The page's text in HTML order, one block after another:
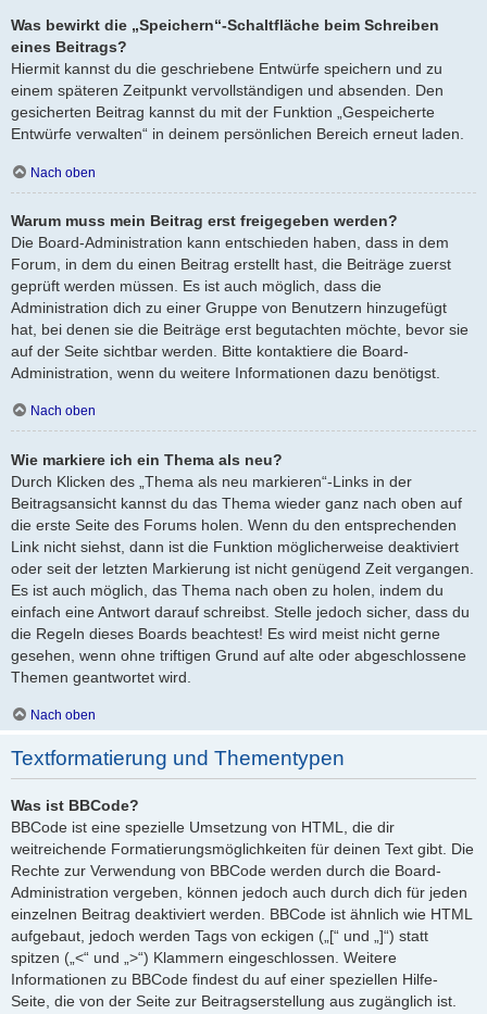
Was bewirkt die „Speichern“-Schaltfläche beim Schreiben
eines Beitrags?
Hiermit kannst du die geschriebene Entwürfe speichern und zu
einem späteren Zeitpunkt vervollständigen und absenden. Den
gesicherten Beitrag kannst du mit der Funktion „Gespeicherte
Entwürfe verwalten“ in deinem persönlichen Bereich erneut laden.
Nach oben
Warum muss mein Beitrag erst freigegeben werden?
Die Board-Administration kann entschieden haben, dass in dem
Forum, in dem du einen Beitrag erstellt hast, die Beiträge zuerst
geprüft werden müssen. Es ist auch möglich, dass die
Administration dich zu einer Gruppe von Benutzern hinzugefügt
hat, bei denen sie die Beiträge erst begutachten möchte, bevor sie
auf der Seite sichtbar werden. Bitte kontaktiere die Board-
Administration, wenn du weitere Informationen dazu benötigst.
Nach oben
Wie markiere ich ein Thema als neu?
Durch Klicken des „Thema als neu markieren“-Links in der
Beitragsansicht kannst du das Thema wieder ganz nach oben auf
die erste Seite des Forums holen. Wenn du den entsprechenden
Link nicht siehst, dann ist die Funktion möglicherweise deaktiviert
oder seit der letzten Markierung ist nicht genügend Zeit vergangen.
Es ist auch möglich, das Thema nach oben zu holen, indem du
einfach eine Antwort darauf schreibst. Stelle jedoch sicher, dass du
die Regeln dieses Boards beachtest! Es wird meist nicht gerne
gesehen, wenn ohne triftigen Grund auf alte oder abgeschlossene
Themen geantwortet wird.
Nach oben
Textformatierung und Thementypen
Was ist BBCode?
BBCode ist eine spezielle Umsetzung von HTML, die dir
weitreichende Formatierungsmöglichkeiten für deinen Text gibt. Die
Rechte zur Verwendung von BBCode werden durch die Board-
Administration vergeben, können jedoch auch durch dich für jeden
einzelnen Beitrag deaktiviert werden. BBCode ist ähnlich wie HTML
aufgebaut, jedoch werden Tags von eckigen („[“ und „]“) statt
spitzen („<“ und „>“) Klammern eingeschlossen. Weitere
Informationen zu BBCode findest du auf einer speziellen Hilfe-
Seite, die von der Seite zur Beitragserstellung aus zugänglich ist.